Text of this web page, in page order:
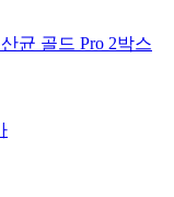
균 골드 Pro 2박스